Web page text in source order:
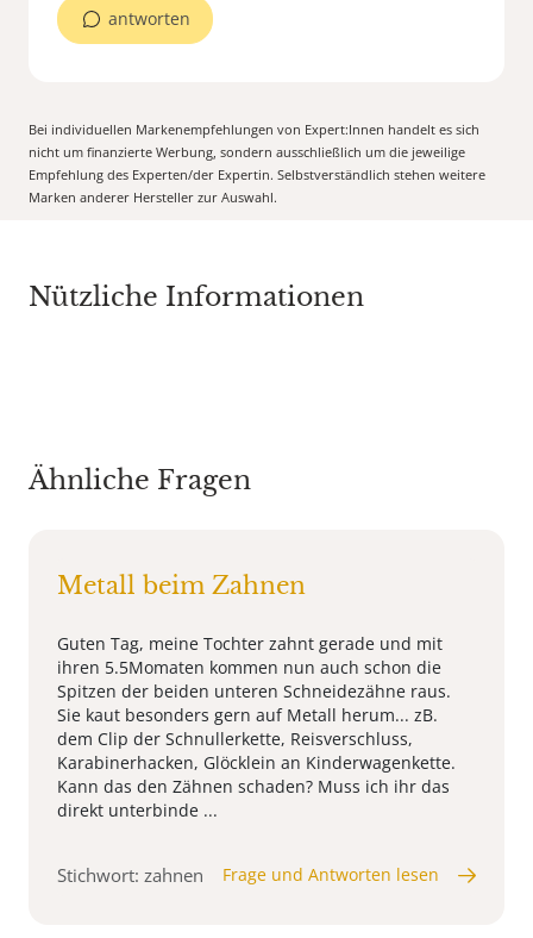
antworten
Bei individuellen Markenempfehlungen von Expert:Innen handelt es sich
nicht um finanzierte Werbung, sondern ausschließlich um die jeweilige
Empfehlung des Experten/der Expertin. Selbstverständlich stehen weitere
Marken anderer Hersteller zur Auswahl.
Nützliche Informationen
Ähnliche Fragen
Metall beim Zahnen
Guten Tag, meine Tochter zahnt gerade und mit
ihren 5.5Momaten kommen nun auch schon die
Spitzen der beiden unteren Schneidezähne raus.
Sie kaut besonders gern auf Metall herum... zB.
dem Clip der Schnullerkette, Reisverschluss,
Karabinerhacken, Glöcklein an Kinderwagenkette.
Kann das den Zähnen schaden? Muss ich ihr das
direkt unterbinde ...
Stichwort: zahnen Frage und Antworten lesen